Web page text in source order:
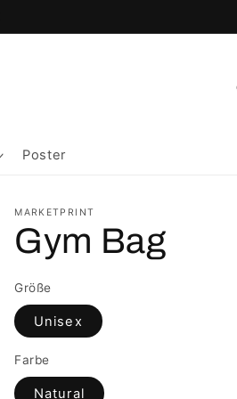
Poster
MARKETPRINT
Gym Bag
Größe
Unisex
Farbe
Natural